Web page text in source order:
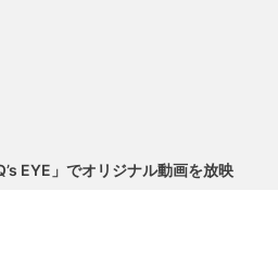
EYE」でオリジナル動画を放映